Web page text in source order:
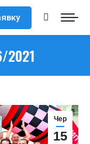
Search:
2021
Чер
15